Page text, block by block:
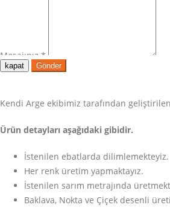
kapat Gönder
Kendi Arge ekibimiz tarafından
Ürün detayları aşağıdaki gibidir.
İstenilen ebatlarda dilimlemekteyiz.
Her renk üretim yapmaktayız.
İstenilen sarım metrajında
Baklava, Nokta ve Çiçek desenli